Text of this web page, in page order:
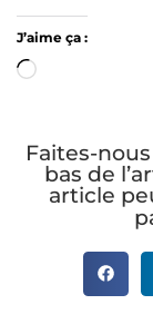
J’aime ça :
Faites-
bas de
article